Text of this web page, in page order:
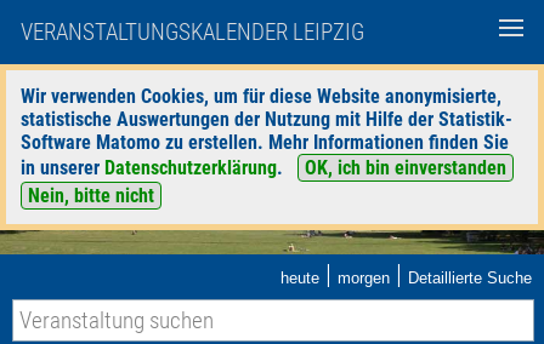
VERANSTALTUNGSKALENDER LEIPZIG
Wir verwenden Cookies, um für diese Website anonymisierte,
statistische Auswertungen der Nutzung mit Hilfe der Statistik-
Software Matomo zu erstellen. Mehr Informationen finden Sie
in unserer Datenschutzerklärung.
OK, ich bin einverstanden
Nein, bitte nicht
heute | morgen | Detaillierte Suche